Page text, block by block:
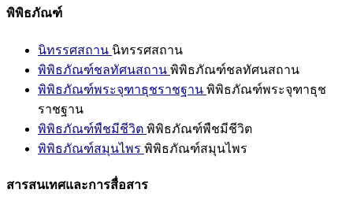
พิพิธภัณฑ์
นิทรรศสถาน นิทรรศสถาน
พิพิธภัณฑ์ชลทัศนสถาน พิพิธภัณฑ์ชลทัศนสถาน
พิพิธภัณฑ์พระจุฑาธุชราชฐาน พิพิธภัณฑ์พระจุฑาธุช
ราชฐาน
พิพิธภัณฑ์พืชมีชีวิต พิพิธภัณฑ์พืชมีชีวิต
พิพิธภัณฑ์สมุนไพร พิพิธภัณฑ์สมุนไพร
สารสนเทศและการสื่อสาร